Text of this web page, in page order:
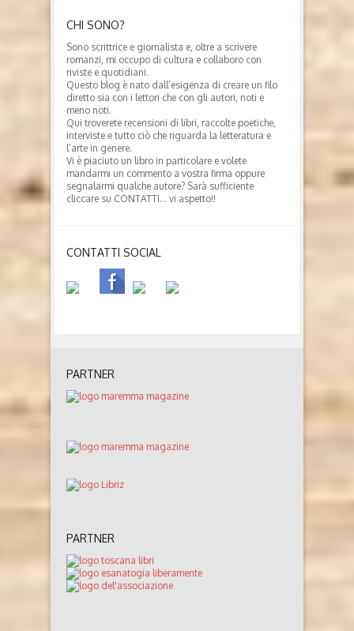
CHI SONO?
Sono scrittrice e giornalista e, oltre a scrivere
romanzi, mi occupo di cultura e collaboro con
riviste e quotidiani.
Questo blog è nato dall’esigenza di creare un filo
diretto sia con i lettori che con gli autori, noti e
meno noti.
Qui troverete recensioni di libri, raccolte poetiche,
interviste e tutto ciò che riguarda la letteratura e
l’arte in genere.
Vi è piaciuto un libro in particolare e volete
mandarmi un commento a vostra firma oppure
segnalarmi qualche autore? Sarà sufficiente
cliccare su CONTATTI… vi aspetto!!
CONTATTI SOCIAL
PARTNER
PARTNER